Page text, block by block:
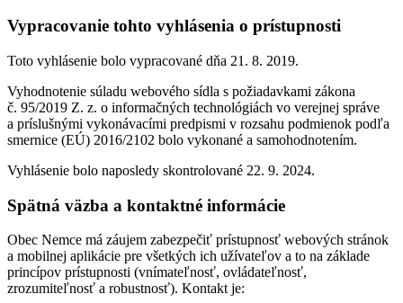
Vypracovanie tohto vyhlásenia o prístupnosti
Toto vyhlásenie bolo vypracované dňa 21. 8. 2019.
Vyhodnotenie súladu webového sídla s požiadavkami zákona
č. 95/2019 Z. z. o informačných technológiách vo verejnej správe
a príslušnými vykonávacími predpismi v rozsahu podmienok podľa
smernice (EÚ) 2016/2102 bolo vykonané a samohodnotením.
Vyhlásenie bolo naposledy skontrolované 22. 9. 2024.
Spätná väzba a kontaktné informácie
Obec Nemce má záujem zabezpečiť prístupnosť webových stránok
a mobilnej aplikácie pre všetkých ich užívateľov a to na základe
princípov prístupnosti (vnímateľnosť, ovládateľnosť,
zrozumiteľnosť a robustnosť). Kontakt je: